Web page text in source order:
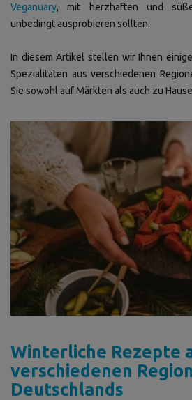
Veganuary, mit herzhaften und
unbedingt ausprobieren sollten.
In diesem Artikel stellen wir Ihnen
Spezialitäten aus verschiedenen
Sie sowohl auf Märkten als auch zu
Winterliche Rezepte
verschiedenen
Deutschlands